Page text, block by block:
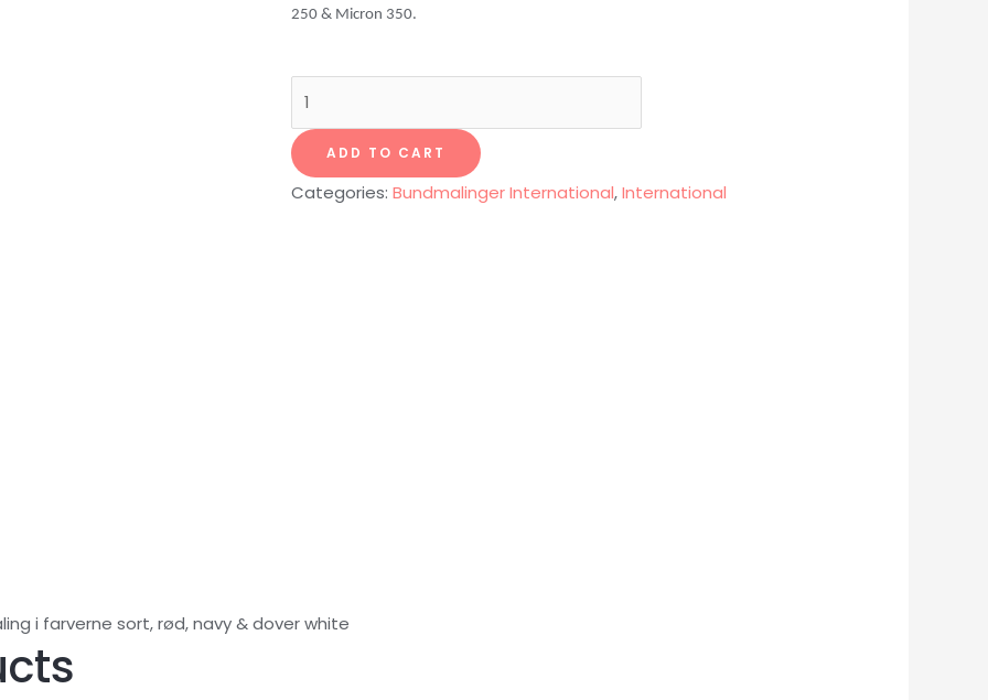
250 & Micron 350.
250
polerende
bundmaling
ADD TO CART
Categories: Bundmalinger International,International
i farverne sort, rød, navy & dover white